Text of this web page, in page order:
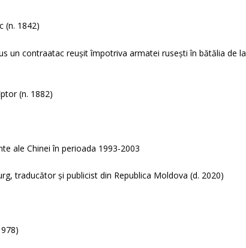
(n. 1842)
un contraatac reușit împotriva armatei rusești în bătălia de la
(n. 1882)
ale Chinei în perioada 1993-2003
traducător și publicist din Republica Moldova (d. 2020)